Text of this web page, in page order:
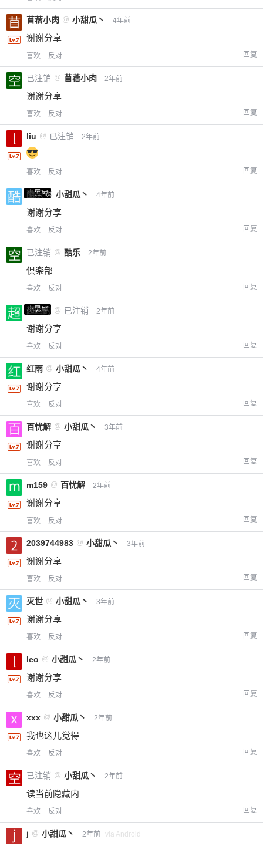
苜蓿小肉 @ 小甜瓜丶 4年前
谢谢分享
喜欢 反对 回复
已注销 @ 苜蓿小肉 2年前
谢谢分享
喜欢 反对 回复
liu @ 已注销 2年前
喜欢 反对 回复
小黑屋
酷乐 @ 小甜瓜丶 4年前
谢谢分享
喜欢 反对 回复
已注销 @ 酷乐 2年前
倶楽部
喜欢 反对 回复
小黑屋
超凶的 @ 已注销 2年前
谢谢分享
喜欢 反对 回复
红雨 @ 小甜瓜丶 4年前
谢谢分享
喜欢 反对 回复
百忧解 @ 小甜瓜丶 3年前
谢谢分享
喜欢 反对 回复
m159 @ 百忧解 2年前
谢谢分享
喜欢 反对 回复
2039744983 @ 小甜瓜丶 3年前
谢谢分享
喜欢 反对 回复
灭世 @ 小甜瓜丶 3年前
谢谢分享
喜欢 反对 回复
leo @ 小甜瓜丶 2年前
谢谢分享
喜欢 反对 回复
xxx @ 小甜瓜丶 2年前
我也这儿觉得
喜欢 反对 回复
已注销 @ 小甜瓜丶 2年前
读当前隐藏内
喜欢 反对 回复
j @ 小甜瓜丶 2年前 via Android